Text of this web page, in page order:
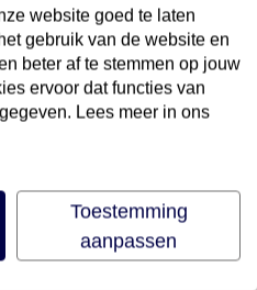
website goed te laten
gebruik van de website en
beter af te stemmen op jouw
ervoor dat functies van
Lees meer in ons
Toestemming
aanpassen